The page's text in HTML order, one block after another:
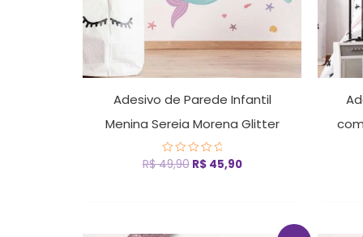
Adesivo de Parede Infantil
Menina Sereia Morena Glitter
Avaliação
R$49,90 R$45,90